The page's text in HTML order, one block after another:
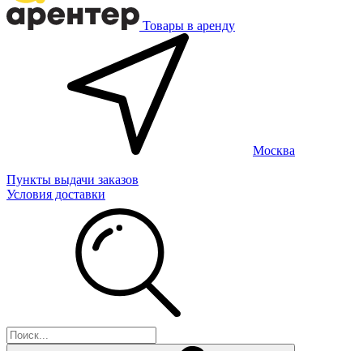
Товары в аренду
Москва
Пункты выдачи заказов
Условия доставки